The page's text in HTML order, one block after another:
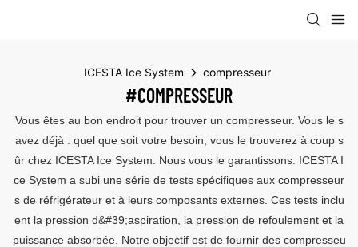
ICESTA Ice System compresseur
#COMPRESSEUR
Vous êtes au bon endroit pour trouver un compresseur. Vous le s
avez déjà : quel que soit votre besoin, vous le trouverez à coup s
ûr chez ICESTA Ice System. Nous vous le garantissons. ICESTA I
ce System a subi une série de tests spécifiques aux compresseur
s de réfrigérateur et à leurs composants externes. Ces tests inclu
ent la pression d&#39;aspiration, la pression de refoulement et la
puissance absorbée. Notre objectif est de fournir des compresseu